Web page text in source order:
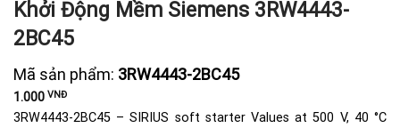
Khởi Động Mềm Siemens 3RW4443-
2BC45
Mã sản phẩm: 3RW4443-2BC45
1.000 VNĐ
3RW4443-2BC45 – SIRIUS soft starter Values at 500 V, 40 °C